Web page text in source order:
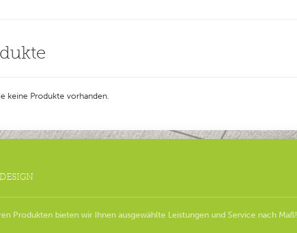
keine Produkte vorhanden.
Produkten bieten wir Ihnen ausgewählte Leistungen und Service nach Maß!